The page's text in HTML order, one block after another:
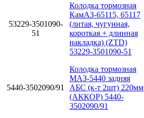
53229-3501090-
51
Колодка тормозная
КамАЗ-65115, 65117
(литая, чугунная,
короткая + длинная
накладка) (ZTD)
53229-3501090-51
5440-3502090/91
Колодка тормозная
МАЗ-5440 задняя
АБС (к-т 2шт) 220мм
(АККОР) 5440-
3502090/91